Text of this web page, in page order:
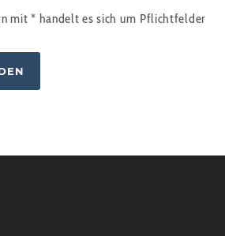
mit* handelt es sich um Pflichtfelder